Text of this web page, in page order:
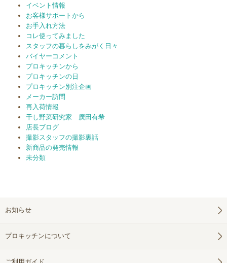
イベント情報
お客様サポートから
お手入れ方法
コレ使ってみました
スタッフの暮らしをみがく日々
バイヤーコメント
プロキッチンから
プロキッチンの日
プロキッチン別注企画
メーカー訪問
再入荷情報
干し野菜研究家 廣田有希
店長ブログ
撮影スタッフの撮影裏話
新商品の発売情報
未分類
お知らせ
プロキッチンについて